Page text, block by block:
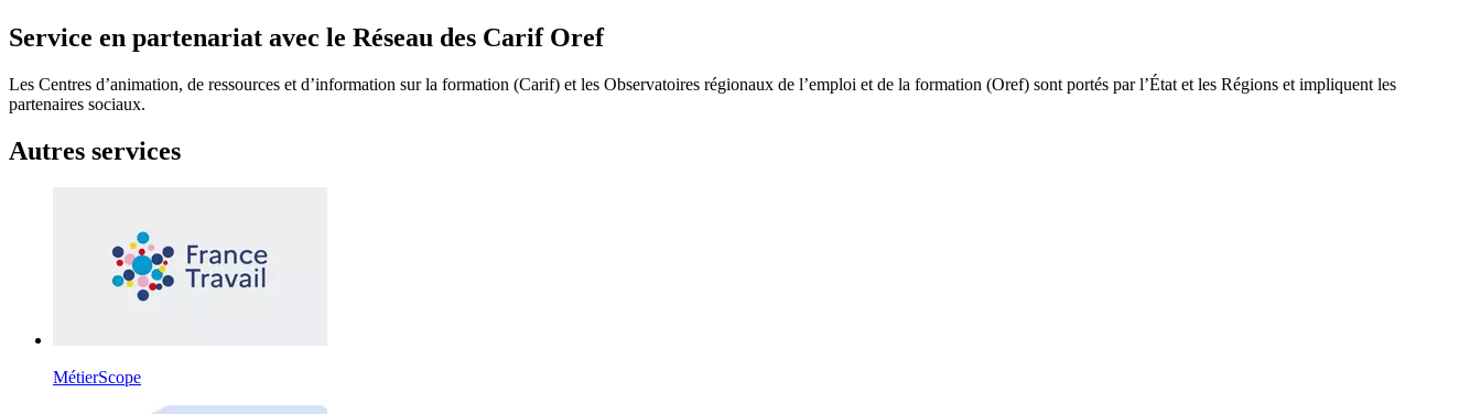
Service en partenariat avec le Réseau des Carif Oref
Les Centres d’animation, de ressources et d’information sur la formation (Carif) et les Observatoires régionaux de l’emploi et de la formation (Oref) sont portés par l’État et les Régions et impliquent les
partenaires sociaux.
Autres services
MétierScope